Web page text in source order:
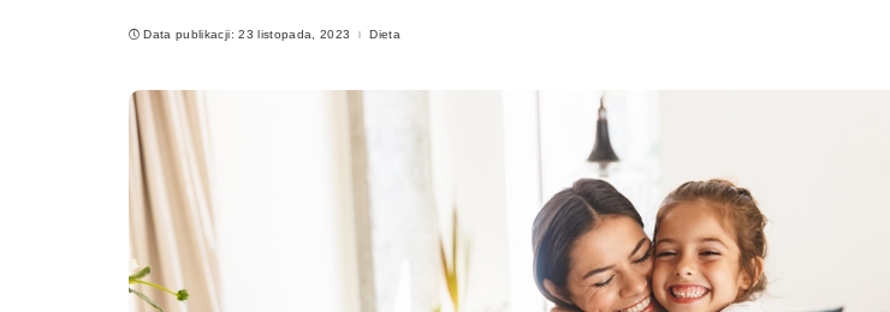
Data publikacji: 23 listopada, 2023 Dieta